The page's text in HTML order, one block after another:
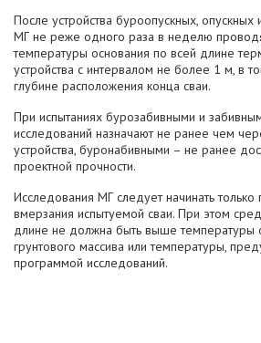
После устройства буроопускных,
МГ не реже одного раза в неделю
температуры основания по всей длине
устройства с интервалом не более 1 м, в
глубине расположения конца сваи.
При испытаниях бурозабивными и
исследований назначают не ранее чем
устройства, буронабивными – не ранее
проектной прочности.
Исследования МГ следует начинать только
вмерзания испытуемой сваи. При этом
длине не должна быть выше температуры
грунтового массива или температуры,
программой исследований.